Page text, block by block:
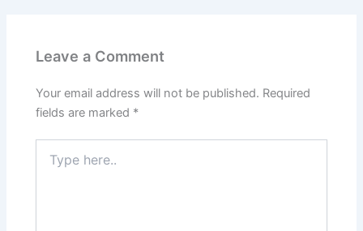
Leave a Comment
Your email address will not be published. Required
fields are marked *
here..